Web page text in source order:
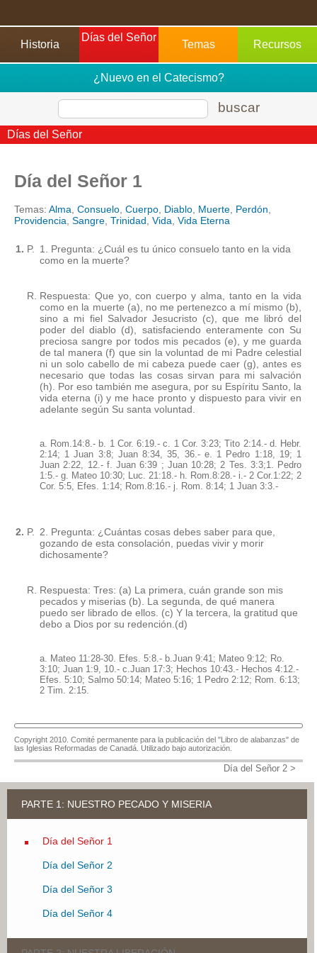
Historia
Días del Señor
Temas Recursos
¿Nuevo en el Catecismo?
buscar
Días del Señor
Día del Señor 1
Temas: Alma Consuelo Cuerpo Diablo Muerte Perdón
Providencia Sangre Trinidad Vida Vida Eterna
1. P.
1. Pregunta: ¿Cuál es tu único consuelo tanto en la vida
como en la muerte?
R.
Respuesta: Que yo, con cuerpo y alma, tanto en la vida
como en la muerte (a), no me pertenezco a mí mismo (b),
sino a mi fiel Salvador Jesucristo (c), que me libró del
poder del diablo (d), satisfaciendo enteramente con Su
preciosa sangre por todos mis pecados (e), y me guarda
de tal manera (f) que sin la voluntad de mi Padre celestial
ni un solo cabello de mi cabeza puede caer (g), antes es
necesario que todas las cosas sirvan para mi salvación
(h). Por eso también me asegura, por su Espíritu Santo, la
vida eterna (i) y me hace pronto y dispuesto para vivir en
adelante según Su santa voluntad.
a. Rom.14:8.- b. 1 Cor. 6:19.- c. 1 Cor. 3:23; Tito 2:14.- d. Hebr.
2:14; 1 Juan 3:8; Juan 8:34, 35, 36.- e. 1 Pedro 1:18, 19; 1
Juan 2:22, 12.- f. Juan 6:39 ; Juan 10:28; 2 Tes. 3:3;1. Pedro
1:5.- g. Mateo 10:30; Luc. 21:18.- h. Rom.8:28.- i.- 2 Cor.1:22; 2
Cor. 5:5, Efes. 1:14; Rom.8:16.- j. Rom. 8:14; 1 Juan 3:3.-
2. P.
2. Pregunta: ¿Cuántas cosas debes saber para que,
gozando de esta consolación, puedas vivir y morir
dichosamente?
R.
Respuesta: Tres: (a) La primera, cuán grande son mis
pecados y miserias (b). La segunda, de qué manera
puedo ser librado de ellos. (c) Y la tercera, la gratitud que
debo a Dios por su redención.(d)
a. Mateo 11:28-30. Efes. 5:8.- b.Juan 9:41; Mateo 9:12; Ro.
3:10; Juan 1:9, 10.- c.Juan 17:3; Hechos 10:43.- Hechos 4:12.-
Efes. 5:10; Salmo 50:14; Mateo 5:16; 1 Pedro 2:12; Rom. 6:13;
2 Tim. 2:15.
Copyright 2010. Comité permanente para la publicación del "Libro de alabanzas" de
las Iglesias Reformadas de Canadá. Utilizado bajo autorización.
Día del Señor 2 >
PARTE 1: NUESTRO PECADO Y MISERIA
Día del Señor 1
Día del Señor 2
Día del Señor 3
Día del Señor 4